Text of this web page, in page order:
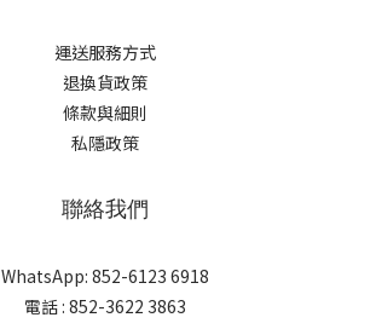
運送服務方式
退換貨政策
條款與細則
私隱政策
聯絡我們
WhatsApp: 852-6123 6918
電話 : 852-3622 3863